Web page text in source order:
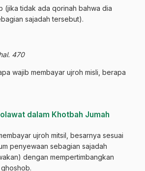
(jika tidak ada qorinah bahwa dia
sajadah tersebut).
470
wajib membayar ujroh misli, berapa
dalam Khotbah Jumah
ujroh mitsil, besarnya sesuai
penyewaan sebagian sajadah
dengan mempertimbangkan